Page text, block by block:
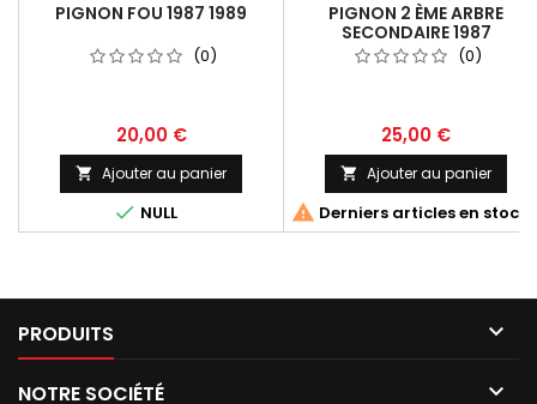
PIGNON FOU 1987 1989
(0)
20,00 €
 Ajouter au panier
 NULL
PIGNON 2 ÈME ARBRE
SECONDAIRE 1987
(0)
25,00 €
 Ajouter au panier
 Derniers articles en stock
PRODUITS 
NOTRE SOCIÉTÉ 